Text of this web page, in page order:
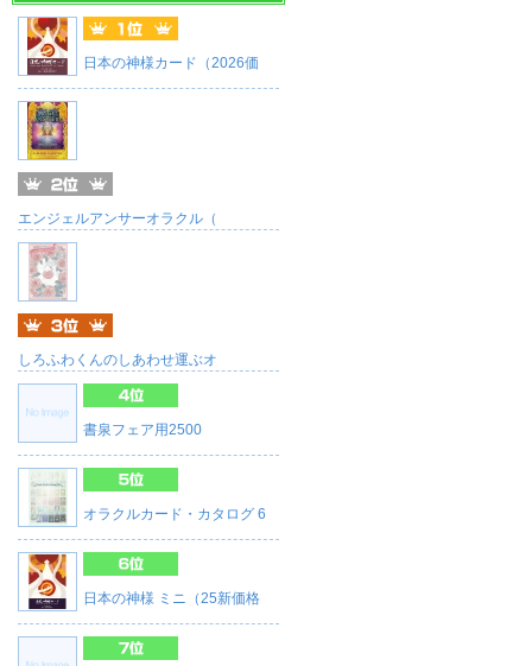
日本の神様カード（2026価
エンジェルアンサーオラクル（
しろふわくんのしあわせ運ぶオ
書泉フェア用2500
オラクルカード・カタログ 6
日本の神様 ミニ（25新価格